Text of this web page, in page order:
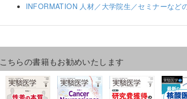
INFORMATION 人材／大学院生／セミナーなど
こちらの書籍もお勧めいたします